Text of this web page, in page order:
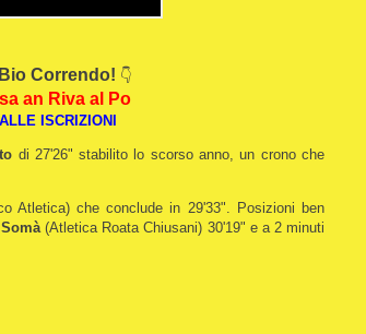
Correndo! 👇
an Riva al Po
ISCRIZIONI
di 27'26" stabilito lo scorso anno, un crono che
Atletica) che conclude in 29'33". Posizioni ben
(Atletica Roata Chiusani) 30'19" e a 2 minuti